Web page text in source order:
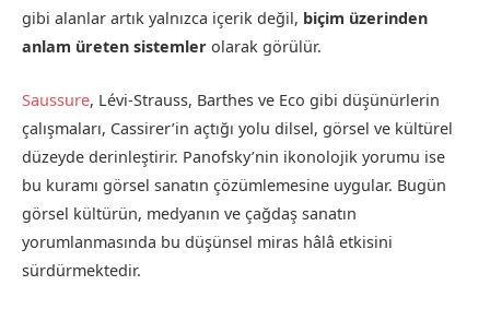
gibi alanlar artık yalnızca içerik değil, biçim üzerinden
anlam üreten sistemler olarak görülür.
Saussure, Lévi-Strauss, Barthes ve Eco gibi düşünürlerin
çalışmaları, Cassirer’in açtığı yolu dilsel, görsel ve kültürel
düzeyde derinleştirir. Panofsky’nin ikonolojik yorumu ise
bu kuramı görsel sanatın çözümlemesine uygular. Bugün
görsel kültürün, medyanın ve çağdaş sanatın
yorumlanmasında bu düşünsel miras hâlâ etkisini
sürdürmektedir.